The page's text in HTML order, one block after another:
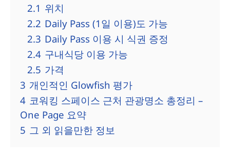
2.1 위치
2.2 Daily Pass (1일 이용)도 가능
2.3 Daily Pass 이용 시 식권 증정
2.4 구내식당 이용 가능
2.5 가격
3 개인적인 Glowfish 평가
4 코워킹 스페이스 근처 관광명소 총정리 –
One Page 요약
5 그 외 읽을만한 정보